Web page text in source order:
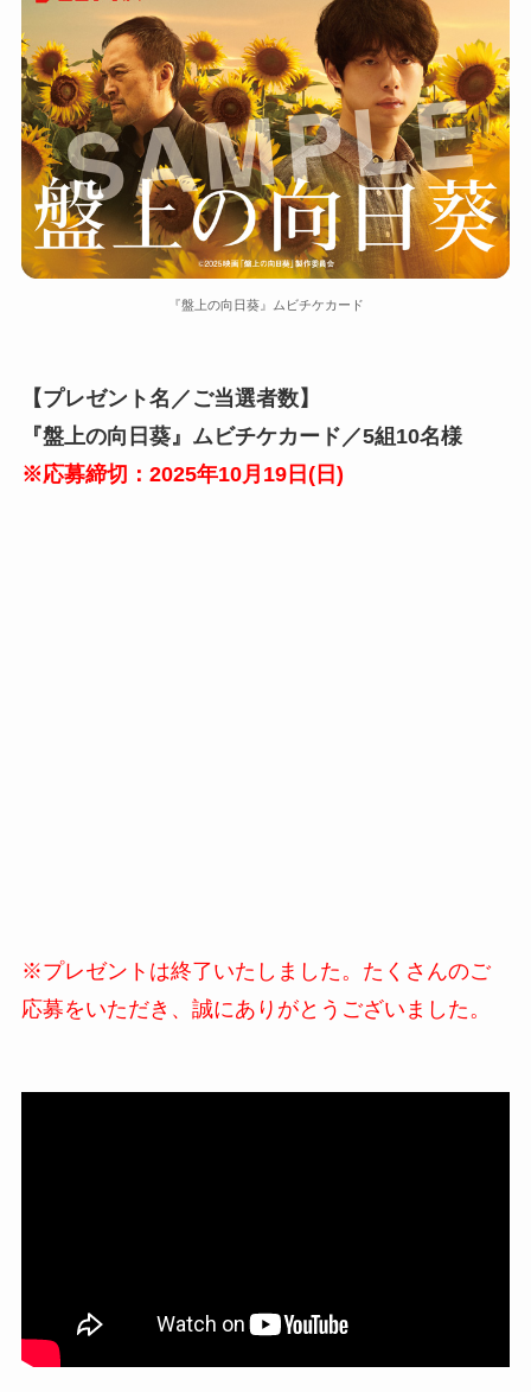
『盤上の向日葵』ムビチケカード
【プレゼント名／ご当選者数】
『盤上の向日葵』ムビチケカード／5組10名様
※応募締切：2025年10月19日(日)
※プレゼントは終了いたしました。たくさんのご
応募をいただき、誠にありがとうございました。